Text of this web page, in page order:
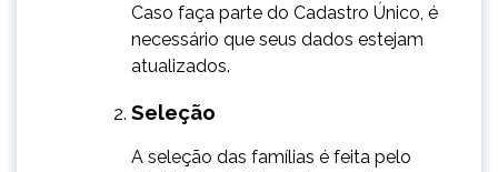
Caso faça parte do Cadastro Único, é
necessário que seus dados estejam
atualizados.
Seleção
​​A seleção das famílias é feita pelo